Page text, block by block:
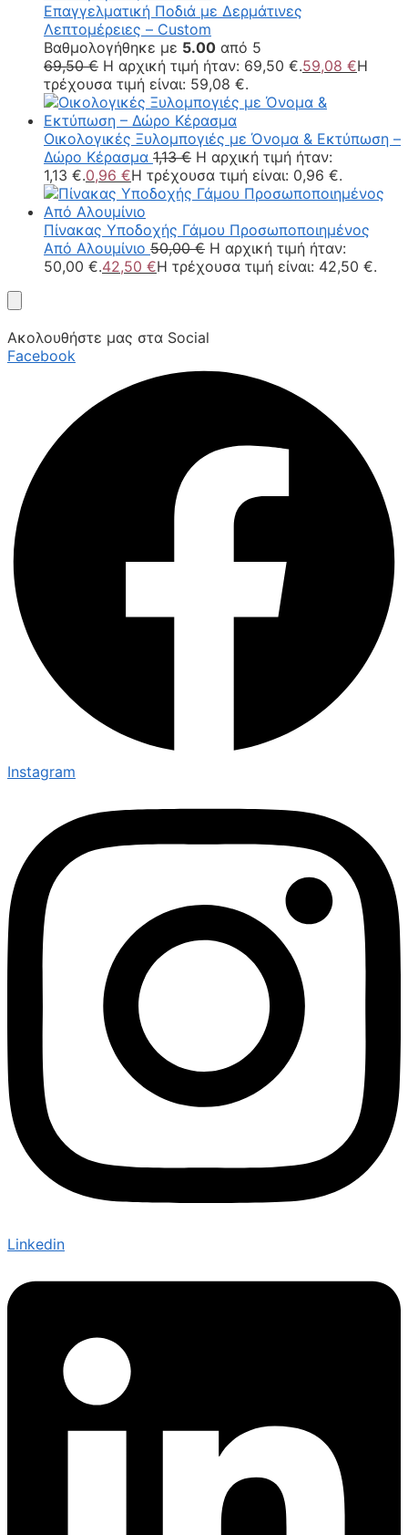
Επαγγελματική Ποδιά με Δερμάτινες
Λεπτομέρειες – Custom
Βαθμολογήθηκε με 5.00 από 5
69,50€ Η αρχική τιμή ήταν: 69,50 €.59,08 €Η
τρέχουσα τιμή είναι: 59,08 €.
Οικολογικές Ξυλομπογιές με Όνομα & Εκτύπωση –
Δώρο Κέρασμα 1,13€ Η αρχική τιμή ήταν:
1,13 €.0,96 €Η τρέχουσα τιμή είναι: 0,96 €.
Πίνακας Υποδοχής Γάμου Προσωποποιημένος
Aπό Αλουμίνιο 50,00€ Η αρχική τιμή ήταν:
50,00 €.42,50 €Η τρέχουσα τιμή είναι: 42,50 €.
Ακολουθήστε μας στα Social
Facebook
Instagram
Linkedin